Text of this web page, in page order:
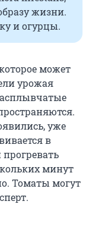
жизни.
и огурцы.
может
урожая
уже
в
минут
Томаты могут